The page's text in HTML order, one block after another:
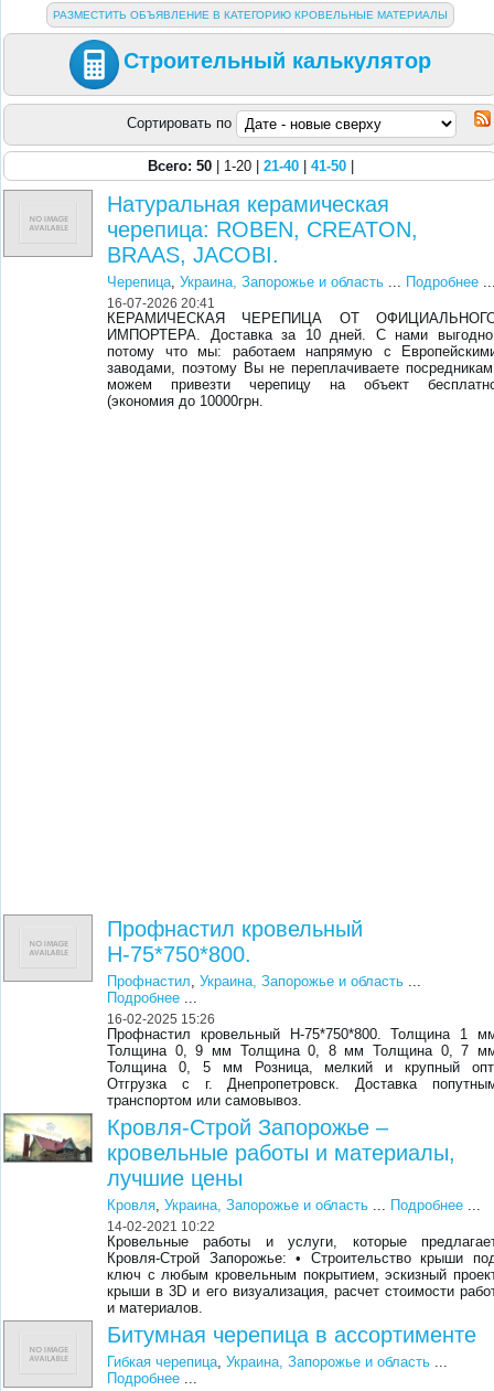
РАЗМЕСТИТЬ ОБЪЯВЛЕНИЕ В КАТЕГОРИЮ КРОВЕЛЬНЫЕ МАТЕРИАЛЫ
Строительный калькулятор
Сортировать по
Всего: 50| 1-20 | 21-40| 41-50|
Натуральная керамическая
черепица: ROBEN, CREATON,
BRAAS, JACOBI.
Черепица,Украина, Запорожье и область ... Подробнее
16-07-2026 20:41
КЕРАМИЧЕСКАЯ ЧЕРЕПИЦА ОТ
ИМПОРТЕРА. Доставка за 10 дней. С нами
потому что мы: работаем напрямую с
заводами, поэтому Вы не переплачиваете
можем привезти черепицу на объект
(экономия до 10000грн.
Профнастил кровельный
Н-75*750*800.
Профнастил,Украина, Запорожье и область ...
Подробнее ...
16-02-2025 15:26
Профнастил кровельный Н-75*750*800. Толщина 1
Толщина 0, 9 мм Толщина 0, 8 мм Толщина 0, 7
Толщина 0, 5 мм Розница, мелкий и крупный
Отгрузка с г. Днепропетровск. Доставка
транспортом или самовывоз.
Кровля-Строй Запорожье –
кровельные работы и материалы,
лучшие цены
Кровля,Украина, Запорожье и область ... Подробнее ...
14-02-2021 10:22
Кровельные работы и услуги, которые
Кровля-Строй Запорожье: • Строительство крыши
ключ с любым кровельным покрытием, эскизный
крыши в 3D и его визуализация, расчет стоимости
и материалов.
Битумная черепица в ассортименте
Гибкая черепица,Украина, Запорожье и область ...
Подробнее ...